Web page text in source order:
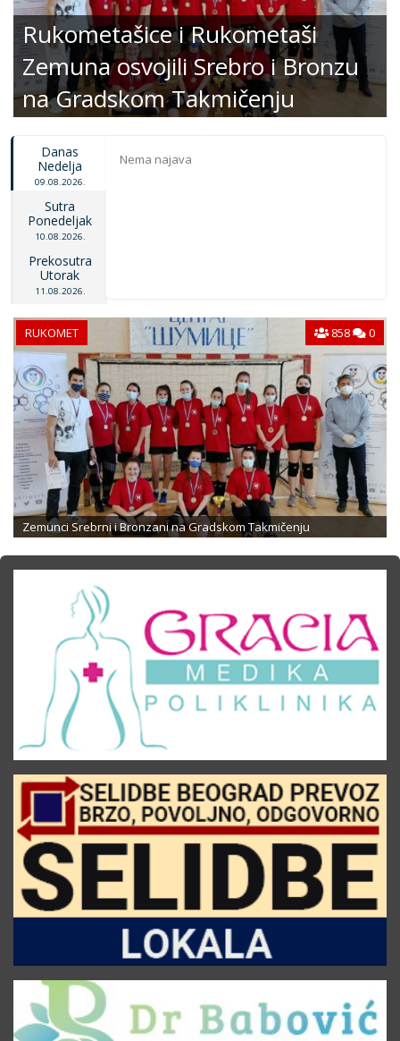
Rukometašice i Rukometaši
Zemuna osvojili Srebro i Bronzu
na Gradskom Takmičenju
Danas
Nedelja
09.08.2026.
Sutra
Ponedeljak
10.08.2026.
Prekosutra
Utorak
11.08.2026.
Nema najava
RUKOMET 858 0
Zemunci Srebrni i Bronzani na Gradskom Takmičenju